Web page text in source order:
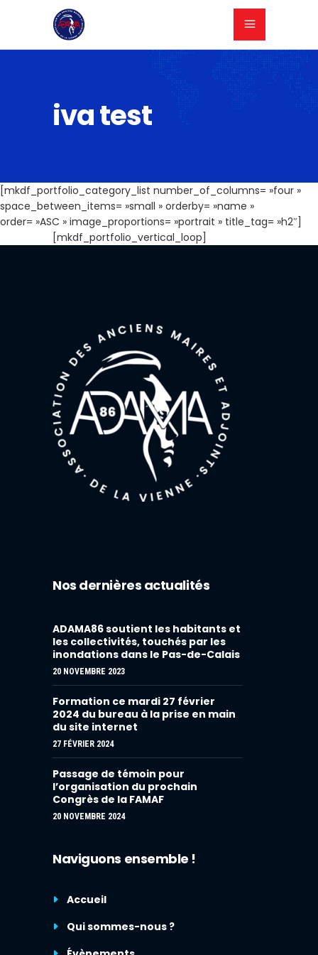
iva test
[mkdf_portfolio_category_list number_of_columns= »four »
space_between_items= »small » orderby= »name »
order= »ASC » image_proportions= »portrait » title_tag= »h2″]
[mkdf_portfolio_vertical_loop]
Nos dernières actualités
ADAMA86 soutient les habitants et
les collectivités, touchés par les
inondations dans le Pas-de-Calais
20 NOVEMBRE 2023
Formation ce mardi 27 février
2024 du bureau à la prise en main
du site internet
27 FÉVRIER 2024
Passage de témoin pour
l’organisation du prochain
Congrès de la FAMAF
20 NOVEMBRE 2024
Naviguons ensemble !
Accueil
Qui sommes-nous ?